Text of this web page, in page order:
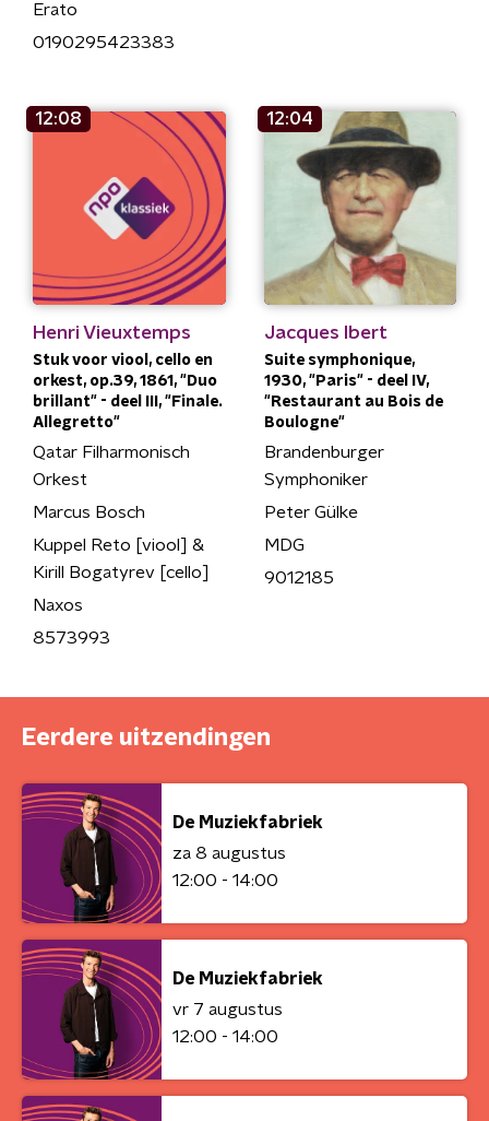
Erato
0190295423383
12:08
Henri Vieuxtemps
Stuk voor viool, cello en
orkest, op.39, 1861, "Duo
brillant" - deel III, "Finale.
Allegretto"
Qatar Filharmonisch
Orkest
Marcus Bosch
Kuppel Reto [viool] &
Kirill Bogatyrev [cello]
Naxos
8573993
12:04
Jacques Ibert
Suite symphonique,
1930, "Paris" - deel IV,
"Restaurant au Bois de
Boulogne"
Brandenburger
Symphoniker
Peter Gülke
MDG
9012185
Eerdere uitzendingen
De Muziekfabriek
za 8 augustus
12:00 - 14:00
De Muziekfabriek
vr 7 augustus
12:00 - 14:00